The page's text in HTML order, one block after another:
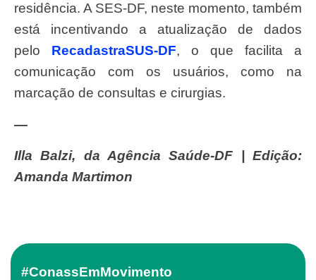
residência. A SES-DF, neste momento, também
está incentivando a atualização de dados
pelo RecadastraSUS-DF, o que facilita a
comunicação com os usuários, como na
marcação de consultas e cirurgias.
—
Illa Balzi, da Agência Saúde-DF | Edição:
Amanda Martimon
#ConassEmMovimento